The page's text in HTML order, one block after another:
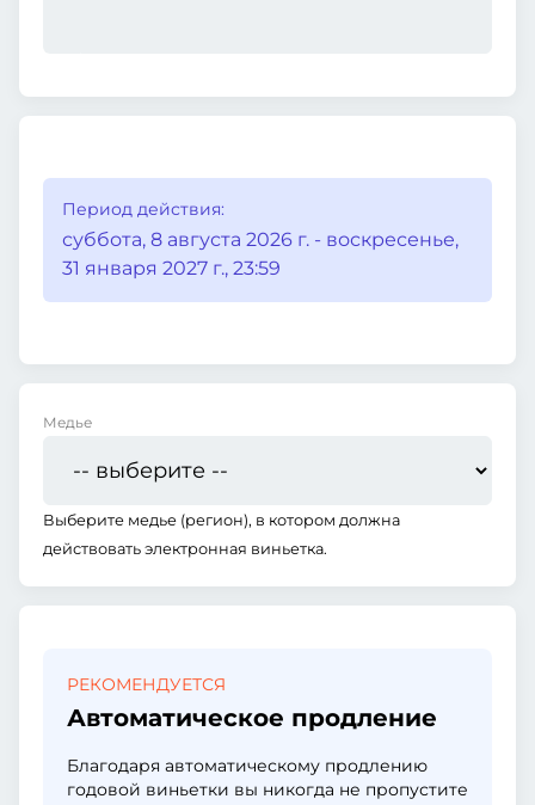
Период действия:
суббота, 8 августа 2026 г. - воскресенье,
31 января 2027 г., 23:59
Медье
Выберите медье (регион), в котором должна
действовать электронная виньетка.
РЕКОМЕНДУЕТСЯ
Автоматическое продление
Благодаря автоматическому продлению
годовой виньетки вы никогда не пропустите